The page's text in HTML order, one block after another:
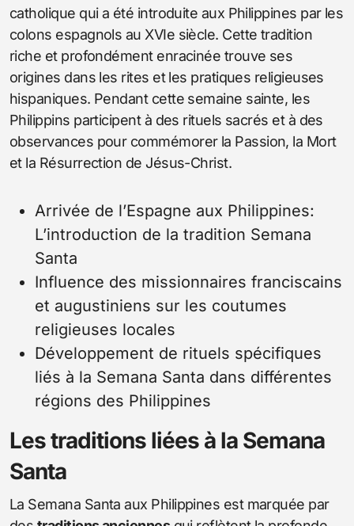
catholique qui a été introduite aux Philippines par les
colons espagnols au XVIe siècle. Cette tradition
riche et profondément enracinée trouve ses
origines dans les rites et les pratiques religieuses
hispaniques. Pendant cette semaine sainte, les
Philippins participent à des rituels sacrés et à des
observances pour commémorer la Passion, la Mort
et la Résurrection de Jésus-Christ.
Arrivée de l’Espagne aux Philippines:
L’introduction de la tradition Semana
Santa
Influence des missionnaires franciscains
et augustiniens sur les coutumes
religieuses locales
Développement de rituels spécifiques
liés à la Semana Santa dans différentes
régions des Philippines
Les traditions liées à la Semana
Santa
La Semana Santa aux Philippines est marquée par